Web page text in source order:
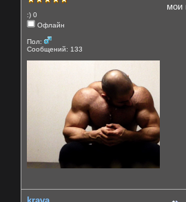
:) 0
Офлайн
Пол:
Сообщений: 133
мои